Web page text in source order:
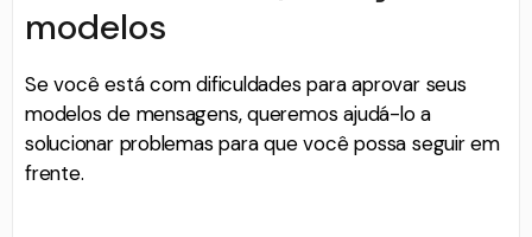
modelos
Se você está com dificuldades para aprovar seus
modelos de mensagens, queremos ajudá-lo a
solucionar problemas para que você possa seguir em
frente.